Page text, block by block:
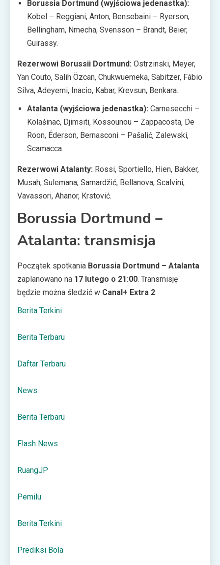
Borussia Dortmund (wyjściowa jedenastka):
Kobel – Reggiani, Anton, Bensebaini – Ryerson,
Bellingham, Nmecha, Svensson – Brandt, Beier,
Guirassy.
Rezerwowi Borussii Dortmund: Ostrzinski, Meyer,
Yan Couto, Salih Özcan, Chukwuemeka, Sabitzer, Fábio
Silva, Adeyemi, Inacio, Kabar, Krevsun, Benkara.
Atalanta (wyjściowa jedenastka): Carnesecchi –
Kolašinac, Djimsiti, Kossounou – Zappacosta, De
Roon, Éderson, Bernasconi – Pašalić, Zalewski,
Scamacca.
Rezerwowi Atalanty: Rossi, Sportiello, Hien, Bakker,
Musah, Sulemana, Samardžić, Bellanova, Scalvini,
Vavassori, Ahanor, Krstović.
Borussia Dortmund –
Atalanta: transmisja
Początek spotkania Borussia Dortmund – Atalanta
zaplanowano na 17 lutego o 21:00. Transmisję
będzie można śledzić w Canal+ Extra 2.
Berita Terkini
Berita Terbaru
Daftar Terbaru
News
Berita Terbaru
Flash News
RuangJP
Pemilu
Berita Terkini
Prediksi Bola